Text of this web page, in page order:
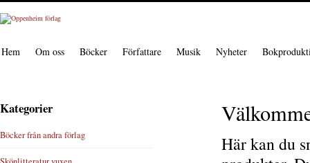
Hem Om oss Böcker Författare Musik Nyheter
Här kan du
Kategorier
Böcker från andra förlag